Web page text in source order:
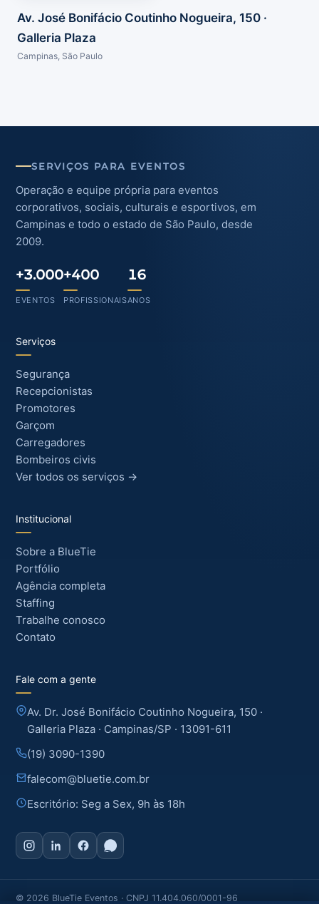
Av. José Bonifácio Coutinho Nogueira, 150 ·
Galleria Plaza
Campinas, São Paulo
SERVIÇOS PARA EVENTOS
Operação e equipe própria para eventos
corporativos, sociais, culturais e esportivos, em
Campinas e todo o estado de São Paulo, desde
2009.
+3.000
EVENTOS
+400
PROFISSIONAIS
16
ANOS
Serviços
Segurança
Recepcionistas
Promotores
Garçom
Carregadores
Bombeiros civis
Ver todos os serviços →
Institucional
Sobre a BlueTie
Portfólio
Agência completa
Staffing
Trabalhe conosco
Contato
Fale com a gente
Av. Dr. José Bonifácio Coutinho Nogueira, 150 ·
Galleria Plaza · Campinas/SP · 13091-611
(19) 3090-1390
falecom@bluetie.com.br
Escritório: Seg a Sex, 9h às 18h
© 2026 BlueTie Eventos · CNPJ 11.404.060/0001-96